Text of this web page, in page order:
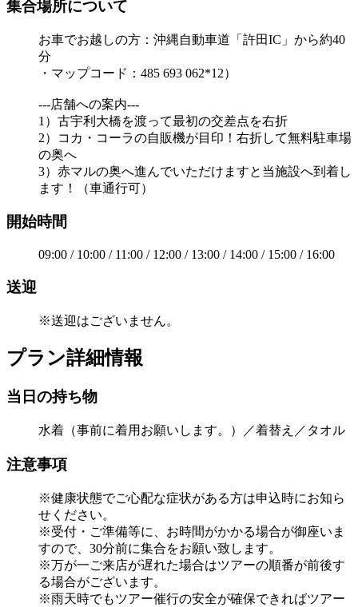
集合場所について
お車でお越しの方：沖縄自動車道「許田IC」から約40
分
・マップコード：485 693 062*12）
---店舗への案内---
1）古宇利大橋を渡って最初の交差点を右折
2）コカ・コーラの自販機が目印！右折して無料駐車場
の奥へ
3）赤マルの奥へ進んでいただけますと当施設へ到着し
ます！（車通行可）
開始時間
09:00 / 10:00 / 11:00 / 12:00 / 13:00 / 14:00 / 15:00 / 16:00
送迎
※送迎はございません。
プラン詳細情報
当日の持ち物
水着（事前に着用お願いします。）／着替え／タオル
注意事項
※健康状態でご心配な症状がある方は申込時にお知ら
せください。
※受付・ご準備等に、お時間がかかる場合が御座いま
すので、30分前に集合をお願い致します。
※万が一ご来店が遅れた場合はツアーの順番が前後す
る場合がございます。
※雨天時でもツアー催行の安全が確保できればツアー